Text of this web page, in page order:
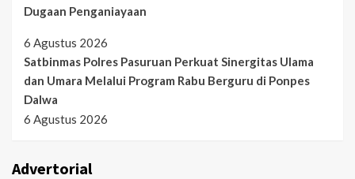
Dugaan Penganiayaan
6 Agustus 2026
Satbinmas Polres Pasuruan Perkuat Sinergitas Ulama
dan Umara Melalui Program Rabu Berguru di Ponpes
Dalwa
6 Agustus 2026
Advertorial